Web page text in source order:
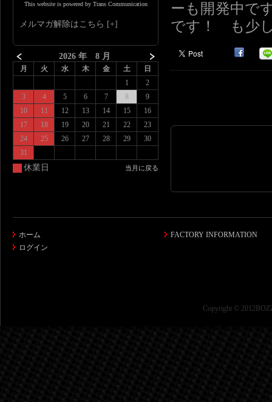
ーも開発中で
です！ も少
This website is powered by Trans Communication
メルマガ解除はこちら
2026 年 8 月
月 火 水 木 金 土
日
1
2
3
4 5 6 7 8
9
10
11 12 13 14 15
16
17
18 19 20 21 22
23
24
25 26 27 28 29
30
31
休業日 当月に戻る
ホーム
ログイン
FACTORY INFORMATION
Copyright ©